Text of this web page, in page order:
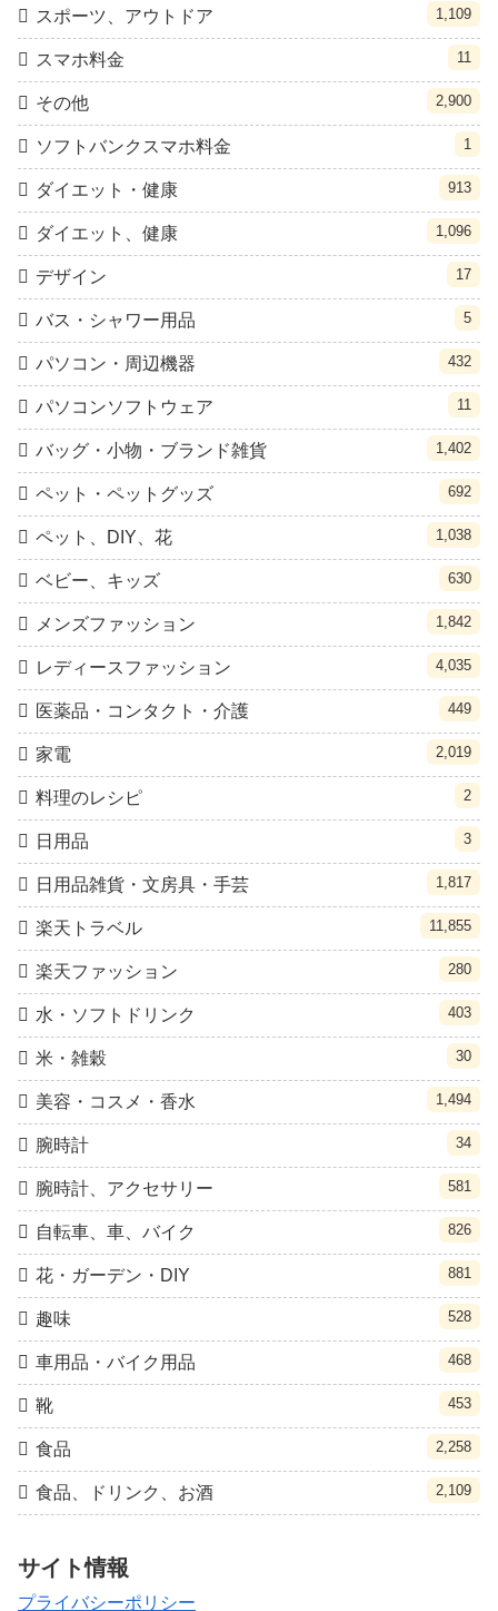
スポーツ、アウトドア 1,109
スマホ料金 11
その他 2,900
ソフトバンクスマホ料金 1
ダイエット・健康 913
ダイエット、健康 1,096
デザイン 17
バス・シャワー用品 5
パソコン・周辺機器 432
パソコンソフトウェア 11
バッグ・小物・ブランド雑貨 1,402
ペット・ペットグッズ 692
ペット、DIY、花 1,038
ベビー、キッズ 630
メンズファッション 1,842
レディースファッション 4,035
医薬品・コンタクト・介護 449
家電 2,019
料理のレシピ 2
日用品 3
日用品雑貨・文房具・手芸 1,817
楽天トラベル 11,855
楽天ファッション 280
水・ソフトドリンク 403
米・雑穀 30
美容・コスメ・香水 1,494
腕時計 34
腕時計、アクセサリー 581
自転車、車、バイク 826
花・ガーデン・DIY 881
趣味 528
車用品・バイク用品 468
靴 453
食品 2,258
食品、ドリンク、お酒 2,109
サイト情報
プライバシーポリシー